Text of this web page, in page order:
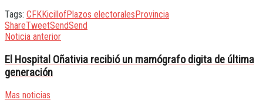
Tags: CFKKicillofPlazos electoralesProvincia
ShareTweetSendSend
Noticia anterior
El Hospital Oñativia recibió un mamógrafo digita de última
generación
Mas noticias